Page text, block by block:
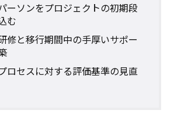
ーソンをプロジェクトの初期段
む
修と移行期間中の手厚いサポー
ロセスに対する評価基準の見直